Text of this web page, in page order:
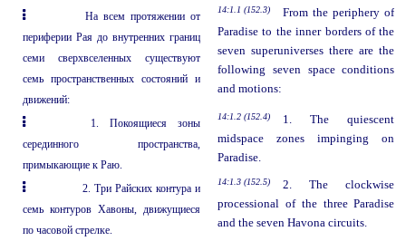
На всем протяжении от
периферии Рая до внутренних границ
семи сверхвселенных существуют
семь пространственных состояний и
движений:
14:1.1 (152.3)
From the periphery of
Paradise to the inner borders of the
seven superuniverses there are the
following seven space conditions
and motions:
1. Покоящиеся зоны
серединного пространства,
примыкающие к Раю.
14:1.2 (152.4)
1. The quiescent
midspace zones impinging on
Paradise.
2. Три Райских контура и
семь контуров Хавоны, движущиеся
по часовой стрелке.
14:1.3 (152.5)
2. The clockwise
processional of the three Paradise
and the seven Havona circuits.